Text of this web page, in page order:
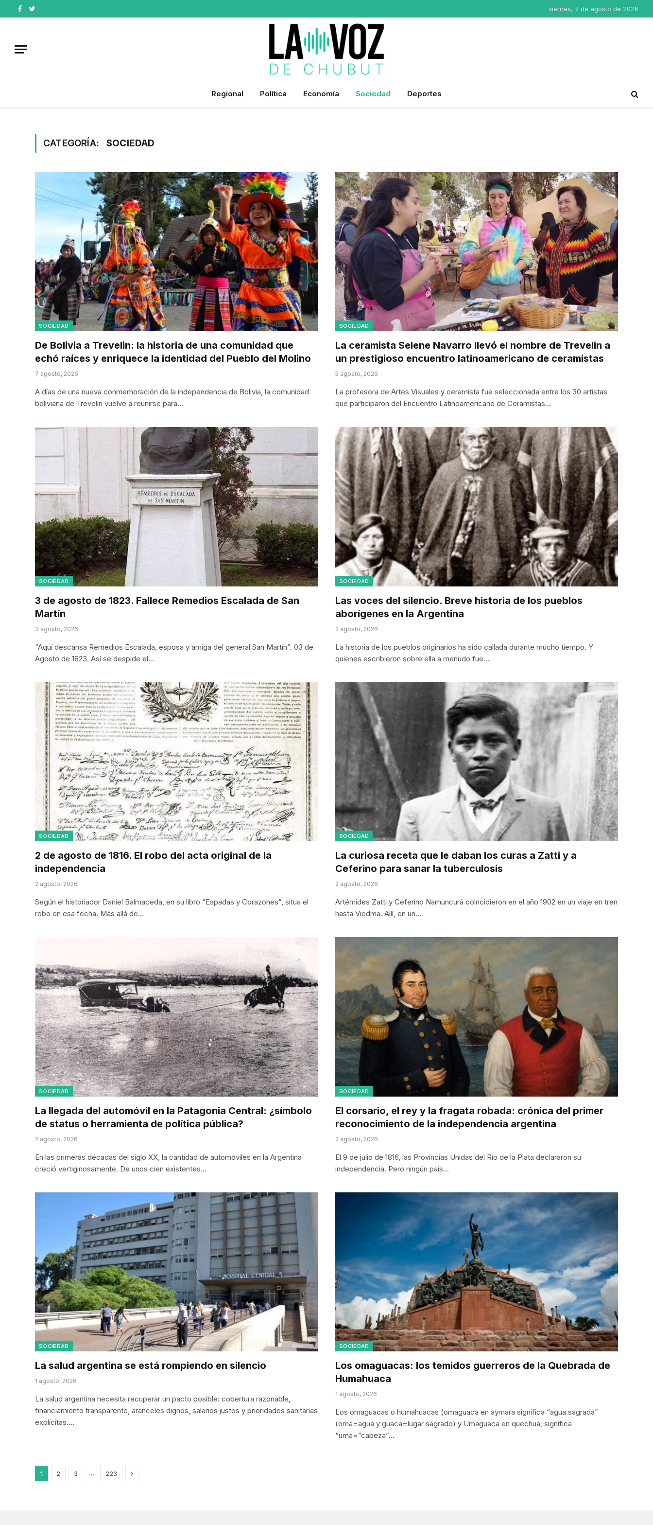
Facebook
Twitter
viernes, 7 de agosto de 2026
Regional Política Economía Sociedad Deportes
CATEGORÍA: SOCIEDAD
SOCIEDAD
De Bolivia a Trevelin: la historia de una comunidad que
echó raíces y enriquece la identidad del Pueblo del Molino
7 agosto, 2026
A días de una nueva conmemoración de la independencia de Bolivia, la comunidad
boliviana de Trevelin vuelve a reunirse para…
SOCIEDAD
La ceramista Selene Navarro llevó el nombre de Trevelin a
un prestigioso encuentro latinoamericano de ceramistas
5 agosto, 2026
La profesora de Artes Visuales y ceramista fue seleccionada entre los 30 artistas
que participaron del Encuentro Latinoamericano de Ceramistas…
SOCIEDAD
3 de agosto de 1823. Fallece Remedios Escalada de San
Martín
3 agosto, 2026
“Aquí descansa Remedios Escalada, esposa y amiga del general San Martín”. 03 de
Agosto de 1823. Así se despide el…
SOCIEDAD
Las voces del silencio. Breve historia de los pueblos
aborígenes en la Argentina
2 agosto, 2026
La historia de los pueblos originarios ha sido callada durante mucho tiempo. Y
quienes escribieron sobre ella a menudo fue…
SOCIEDAD
2 de agosto de 1816. El robo del acta original de la
independencia
2 agosto, 2026
Según el historiador Daniel Balmaceda, en su libro “Espadas y Corazones”, situa el
robo en esa fecha. Más allá de…
SOCIEDAD
La curiosa receta que le daban los curas a Zatti y a
Ceferino para sanar la tuberculosis
2 agosto, 2026
Artémides Zatti y Ceferino Namuncurá coincidieron en el año 1902 en un viaje en tren
hasta Viedma. Allí, en un…
SOCIEDAD
La llegada del automóvil en la Patagonia Central: ¿símbolo
de status o herramienta de política pública?
2 agosto, 2026
En las primeras décadas del siglo XX, la cantidad de automóviles en la Argentina
creció vertiginosamente. De unos cien existentes…
SOCIEDAD
El corsario, el rey y la fragata robada: crónica del primer
reconocimiento de la independencia argentina
2 agosto, 2026
El 9 de julio de 1816, las Provincias Unidas del Río de la Plata declararon su
independencia. Pero ningún país…
SOCIEDAD
La salud argentina se está rompiendo en silencio
1 agosto, 2026
La salud argentina necesita recuperar un pacto posible: cobertura razonable,
financiamiento transparente, aranceles dignos, salarios justos y prioridades sanitarias
explícitas.…
SOCIEDAD
Los omaguacas: los temidos guerreros de la Quebrada de
Humahuaca
1 agosto, 2026
Los omaguacas o humahuacas (omaguaca en aymara significa “agua sagrada”
(oma=agua y guaca=lugar sagrado) y Umaguaca en quechua, significa
“uma=”cabeza”…
1 2 3 … 223 Next